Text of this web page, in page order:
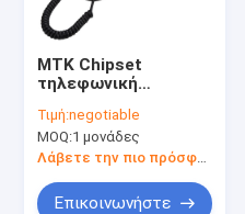
MTK Chipset
τηλεφωνική
γραμμών εδάφους
GSM SIM
Τιμή:negotiable
MOQ:1 μονάδες
Επικοινωνήστε